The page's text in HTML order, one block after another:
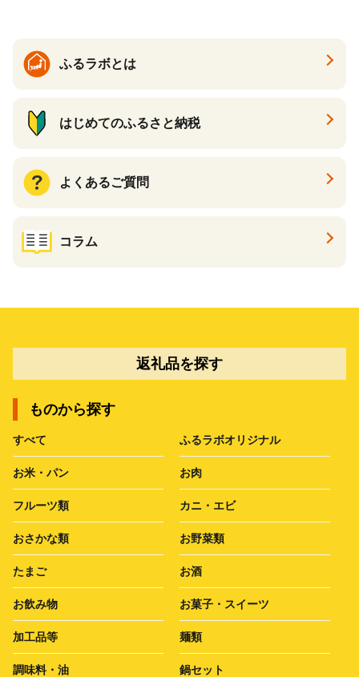
ギフト ふるさと納税 ）
ふるラボとは
はじめてのふるさと納税
よくあるご質問
コラム
返礼品を探す
ものから探す
すべて ふるラボオリジナル
お米・パン お肉
フルーツ類 カニ・エビ
おさかな類 お野菜類
たまご お酒
お飲み物 お菓子・スイーツ
加工品等 麺類
調味料・油 鍋セット